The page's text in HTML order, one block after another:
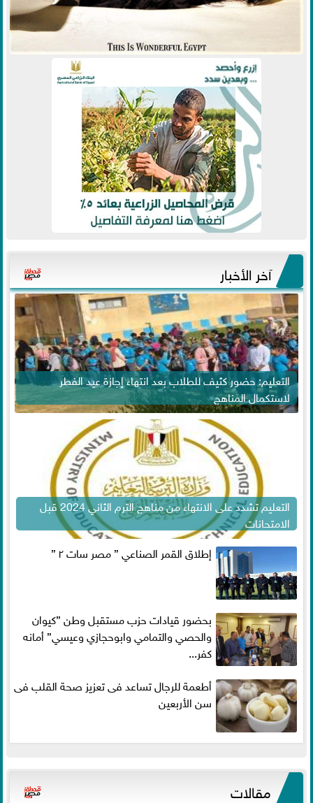
آخر الأخبار
التعليم: حضور كثيف للطلاب بعد انتهاء إجازة عيد الفطر
لاستكمال المناهج
التعليم تشدد على الانتهاء من مناهج الترم الثاني 2024 قبل
الامتحانات
إطلاق القمر الصناعي ” مصر سات ٢ ”
بحضور قيادات حزب مستقبل وطن ”كيوان
والحصي والتمامي وابوحجازي وعيسي” أمانه
كفر...
أطعمة للرجال تساعد فى تعزيز صحة القلب فى
سن الأربعين
مقالات